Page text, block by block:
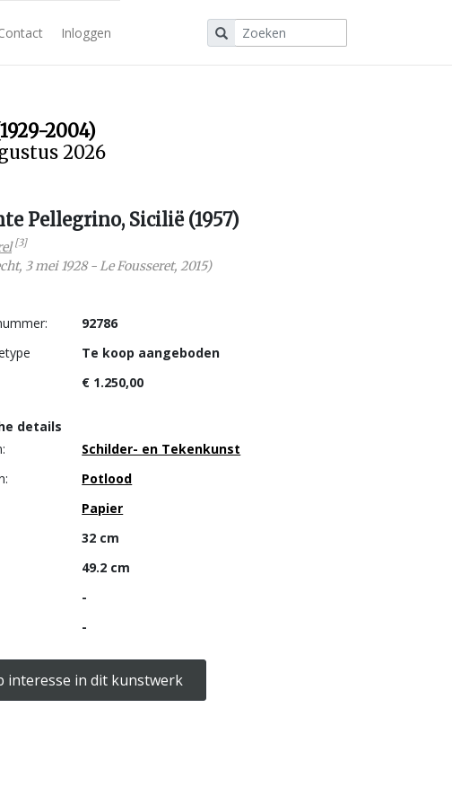
Inloggen
2004)
2026
Pellegrino, Sicilië (1957)
[3]
, 3 mei 1928-Le Fousseret, 2015)
92786
Te koop aangeboden
€ 1.250,00
details
Schilder- en Tekenkunst
Potlood
Papier
32 cm
49.2 cm
-
-
interesse in dit kunstwerk